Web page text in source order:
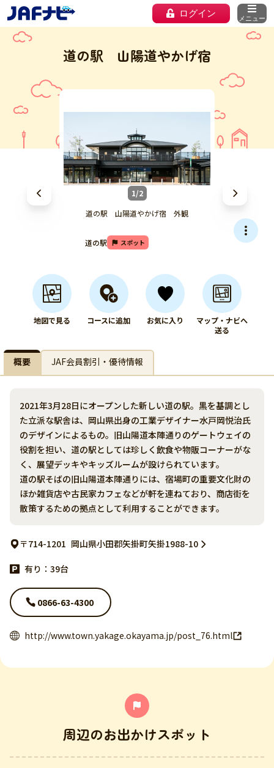
ログイン メニュー
道の駅 山陽道やかげ宿
1/2
道の駅 山陽道やかげ宿 外観
道の駅 スポット
地図で見る コースに追加 お気に入り
マップ・ナビへ
送る
概要 JAF会員割引・優待情報
2021年3月28日にオープンした新しい道の駅。黒を基調とし
た立派な駅舎は、岡山県出身の工業デザイナー水戸岡悦治氏
のデザインによるもの。旧山陽道本陣通りのゲートウェイの
役割を担い、道の駅としては珍しく飲食や物販コーナーがな
く、展望デッキやキッズルームが設けられています。
道の駅そばの旧山陽道本陣通りには、宿場町の重要文化財の
ほか雑貨店や古民家カフェなどが軒を連ねており、商店街を
散策するための拠点として利用することができます。
〒714-1201 岡山県小田郡矢掛町矢掛1988-10
有り：39台
0866-63-4300
http://www.town.yakage.okayama.jp/post_76.html
周辺のお出かけスポット